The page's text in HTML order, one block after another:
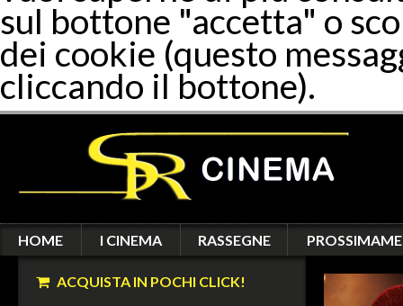
sul bottone "accetta" o
dei cookie (questo
cliccando il bottone).
HOME I CINEMA RASSEGNE
ACQUISTA IN POCHI CLICK!